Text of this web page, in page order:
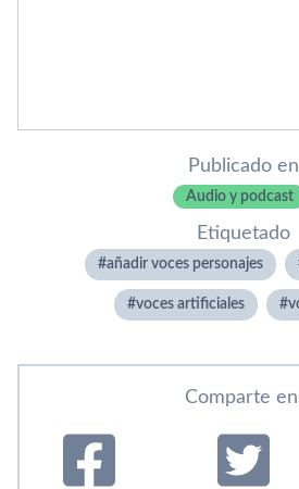
Publicado en
Audio y podcast
Etiquetado
añadir voces personajes
voces artificiales
Comparte